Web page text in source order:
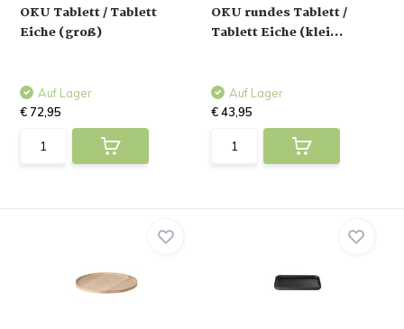
OKU Tablett / Tablett
Eiche (groß)
Auf Lager
€ 72,95
OKU rundes Tablett /
Tablett Eiche (klei...
Auf Lager
€ 43,95